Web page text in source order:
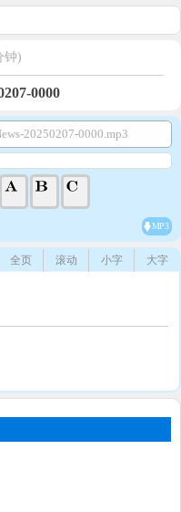
钟)
0000
20250207-0000.mp3
MP3
大字
小字
滚动
全页